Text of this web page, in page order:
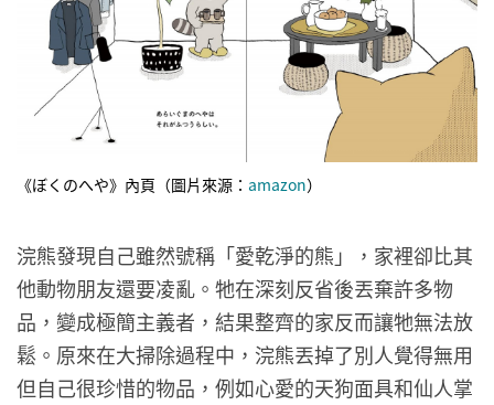
《ぼくのへや》內頁（圖片來源： amazon）
浣熊發現自己雖然號稱「愛乾淨的熊」，家裡卻比其
他動物朋友還要凌亂。牠在深刻反省後丟棄許多物
品，變成極簡主義者，結果整齊的家反而讓牠無法放
鬆。原來在大掃除過程中，浣熊丟掉了別人覺得無用
但自己很珍惜的物品，例如心愛的天狗面具和仙人掌